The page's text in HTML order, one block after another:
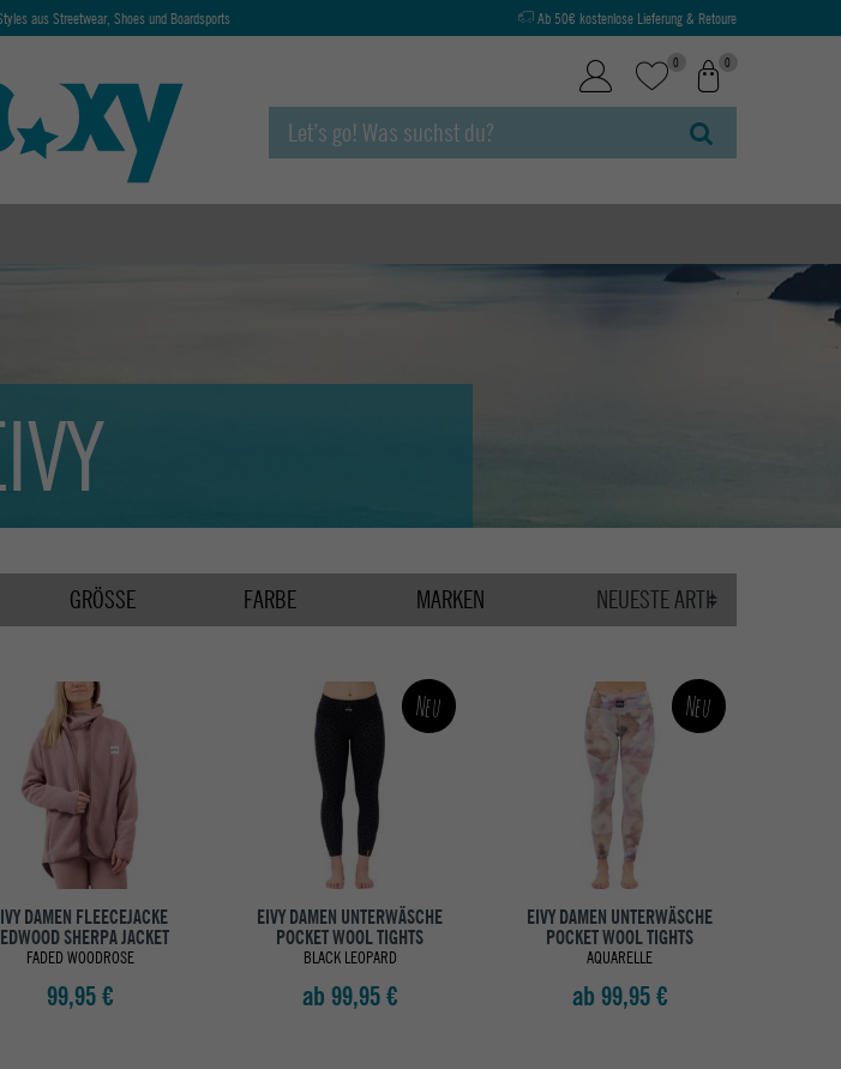
aus Streetwear, Shoes und Boardsports Ab 50€ kostenlose Lieferung & Retoure
0 0
GRÖSSE FARBE MARKEN
DAMEN FLEECEJACKE
SHERPA JACKET
FADED WOODROSE
99,95 €
Neu
EIVY DAMEN UNTERWÄSCHE
POCKET WOOL TIGHTS
BLACK LEOPARD
ab 99,95 €
Neu
EIVY DAMEN UNTERWÄSCHE
POCKET WOOL TIGHTS
AQUARELLE
ab 99,95 €